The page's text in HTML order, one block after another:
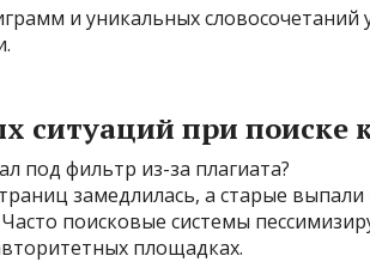
и уникальных
ситуаций при поиске
под фильтр из-за плагиата?
замедлилась, а старые
поисковые системы
площадках.